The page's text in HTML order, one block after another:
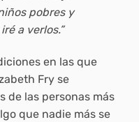
pobres y
a verlos.”
en las que
Fry se
de las personas más
que nadie más se